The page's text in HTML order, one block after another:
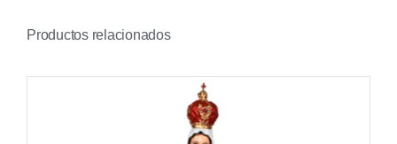
Productos relacionados